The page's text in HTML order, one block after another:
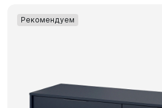
Рекомендуем